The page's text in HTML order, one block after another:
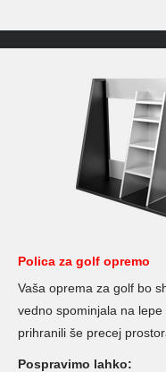
Polica za golf opremo
Vaša oprema za golf bo
vedno spominjala na
prihranili še precej
Pospravimo lahko: